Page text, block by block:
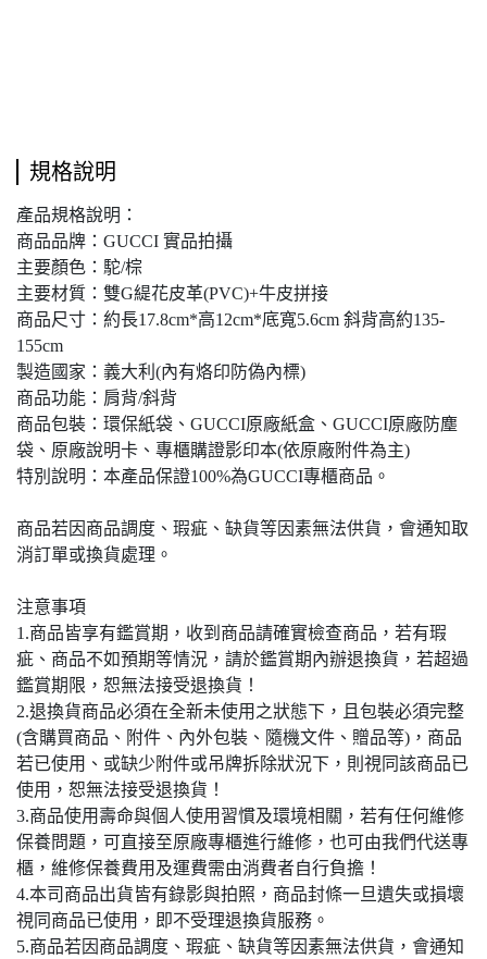
規格說明
產品規格說明：
商品品牌：GUCCI 實品拍攝
主要顏色：駝/棕
主要材質：雙G緹花皮革(PVC)+牛皮拼接
商品尺寸：約長17.8cm*高12cm*底寬5.6cm 斜背高約135-
155cm
製造國家：義大利(內有烙印防偽內標)
商品功能：肩背/斜背
商品包裝：環保紙袋、GUCCI原廠紙盒、GUCCI原廠防塵
袋、原廠說明卡、專櫃購證影印本(依原廠附件為主)
特別說明：本產品保證100%為GUCCI專櫃商品。
商品若因商品調度、瑕疵、缺貨等因素無法供貨，會通知取
消訂單或換貨處理。
注意事項
1.商品皆享有鑑賞期，收到商品請確實檢查商品，若有瑕
疵、商品不如預期等情況，請於鑑賞期內辦退換貨，若超過
鑑賞期限，恕無法接受退換貨！
2.退換貨商品必須在全新未使用之狀態下，且包裝必須完整
(含購買商品、附件、內外包裝、隨機文件、贈品等)，商品
若已使用、或缺少附件或吊牌拆除狀況下，則視同該商品已
使用，恕無法接受退換貨！
3.商品使用壽命與個人使用習慣及環境相關，若有任何維修
保養問題，可直接至原廠專櫃進行維修，也可由我們代送專
櫃，維修保養費用及運費需由消費者自行負擔！
4.本司商品出貨皆有錄影與拍照，商品封條一旦遺失或損壞
視同商品已使用，即不受理退換貨服務。
5.商品若因商品調度、瑕疵、缺貨等因素無法供貨，會通知